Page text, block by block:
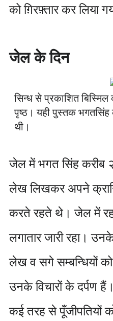
को ग़िरफ़्तार कर लिया
जेल के दिन
सिन्ध से प्रकाशित
पृष्ठ। यही पुस्तक भगतसिंह
थी।
जेल में भगत सिंह करीब
लेख लिखकर अपने
करते रहते थे। जेल में
लगातार जारी रहा।
लेख व सगे सम्बन्धियों
उनके विचारों के दर्पण
कई तरह से पूँजीपतियों